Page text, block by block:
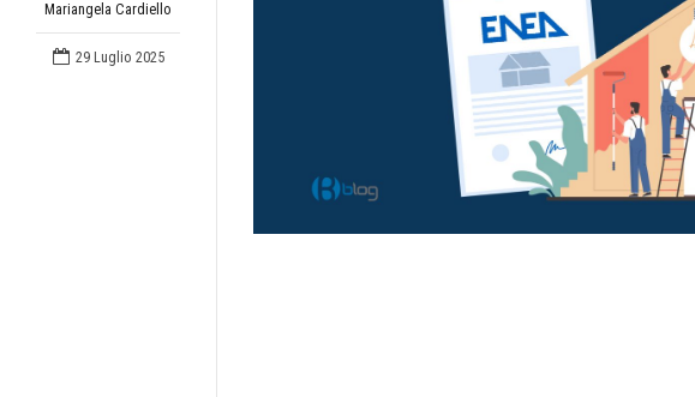
Mariangela Cardiello
29 Luglio 2025